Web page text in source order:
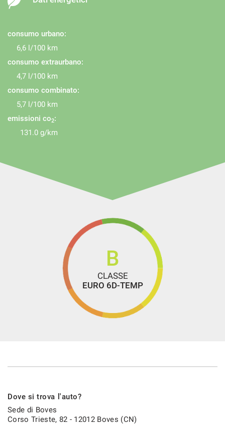
consumo urbano:
6,6 l/100 km
consumo extraurbano:
4,7 l/100 km
consumo combinato:
5,7 l/100 km
emissioni co2:
131.0 g/km
B
CLASSE
EURO 6D-TEMP
Dove si trova l'auto?
Sede di Boves
Corso Trieste, 82 - 12012 Boves (CN)